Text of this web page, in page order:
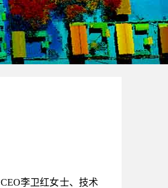
CEO李卫红女士、技术